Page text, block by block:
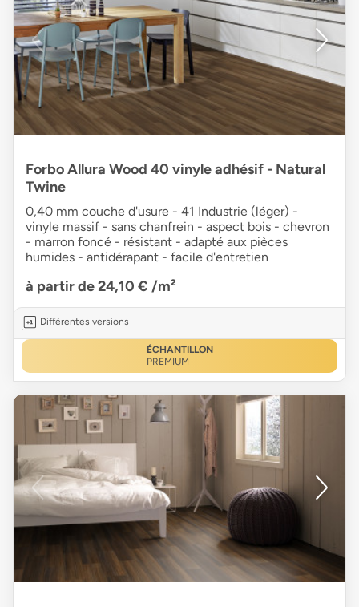
Forbo Allura Wood 40 vinyle adhésif - Natural
Twine
0,40 mm couche d'usure - 41 Industrie (léger) -
vinyle massif - sans chanfrein - aspect bois - chevron
- marron foncé - résistant - adapté aux pièces
humides - antidérapant - facile d'entretien
à partir de 24,10 € /m²
Différentes versions
ÉCHANTILLON
PREMIUM